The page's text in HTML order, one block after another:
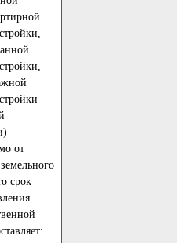
от
срок